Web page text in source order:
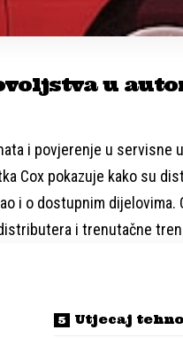
u
i povjerenje u servisne
Cox pokazuje kako su
i o dostupnim dijelovima.
i trenutačne
Utjecaj